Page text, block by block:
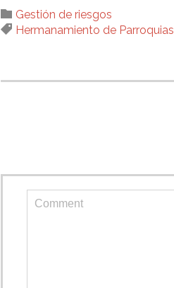
 Category
Gestión de riesgos
 Tags
Hermanamiento de Parroquias